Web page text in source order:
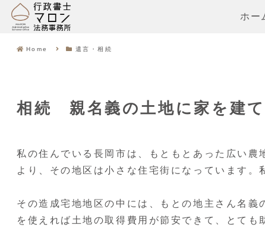
ホー
Home 遺言・相続
相続 親名義の土地に家を建
私の住んでいる長岡市は、もともとあった広い
より、その地区は小さな住宅街になっています。
その造成宅地地区の中には、もとの地主さん名
を使えれば土地の取得費用が節安できて、とて